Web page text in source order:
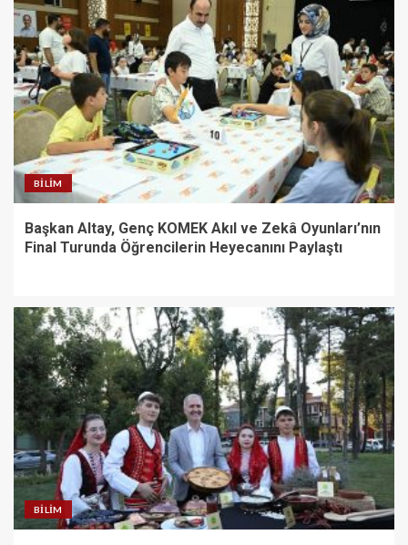
BILIM
Başkan Altay, Genç KOMEK Akıl ve Zekâ Oyunları’nın
Final Turunda Öğrencilerin Heyecanını Paylaştı
BILIM